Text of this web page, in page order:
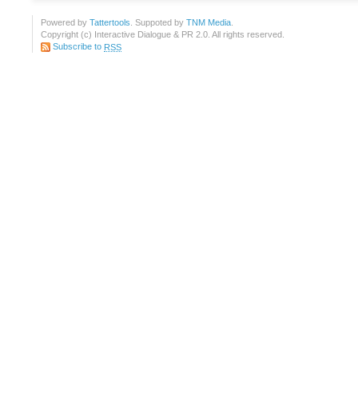
Powered by Tattertools . Suppoted by TNM Media
Copyright (c) Interactive Dialogue & PR 2.0. All rights reserved.
Subscribe to RSS